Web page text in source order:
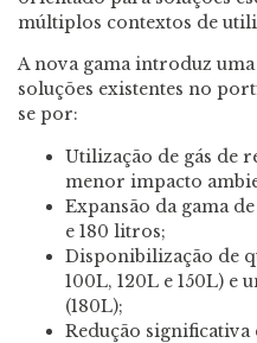
múltiplos contextos de
A nova gama introduz
soluções existentes no
se por:
Utilização de gás de
menor impacto
Expansão da gama
e 180 litros;
Disponibilização de
100L, 120L e 150L) e
(180L);
Redução